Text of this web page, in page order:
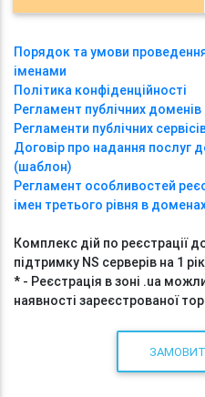
Порядок та умови
іменами
Політика конфіденційності
Регламент публічних доменів
Регламенти публічних
Договір про надання послуг
(шаблон)
Регламент особливостей
імен третього рівня в
Комплекс дій по реєстрації
підтримку NS серверів на 1
* - Реєстрація в зоні .ua
наявності зареєстрованої